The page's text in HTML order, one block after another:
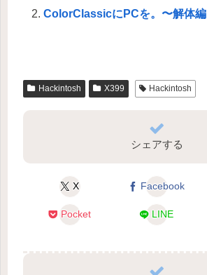
ColorClassicにPCを。〜解体編
Hackintosh X399 Hackintosh
シェアする
X Facebook
Pocket LINE